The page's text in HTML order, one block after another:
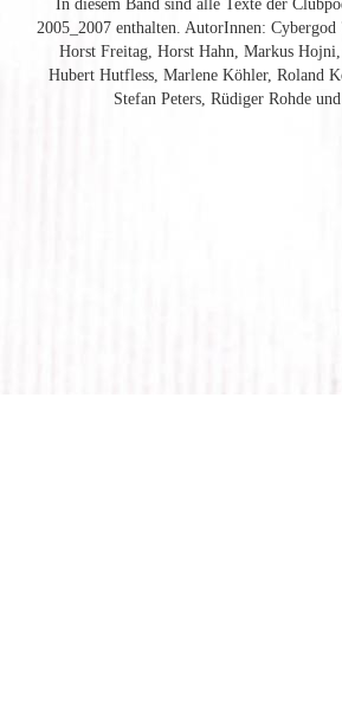
In diesem Band sind alle Texte der
2005_2007 enthalten. AutorInnen:
Horst Freitag, Horst Hahn, Markus
Hubert Hutfless, Marlene Köhler, Roland
Stefan Peters, Rüdiger Rohde